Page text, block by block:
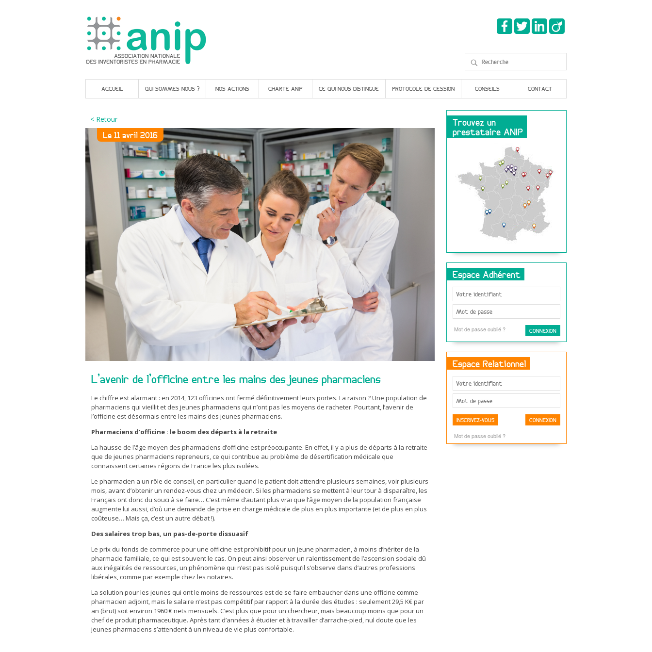
ACCUEIL QUI SOMMES NOUS ? NOS ACTIONS CHARTE ANIP CE QUI NOUS DISTINGUE PROTOCOLE DE CESSION CONSEILS CONTACT
< Retour
Le 11 avril 2016
L’avenir de l’officine entre les mains des jeunes pharmaciens
Le chiffre est alarmant : en 2014, 123 officines ont fermé définitivement leurs portes. La raison ? Une population de
pharmaciens qui vieillit et des jeunes pharmaciens qui n’ont pas les moyens de racheter. Pourtant, l’avenir de
l’officine est désormais entre les mains des jeunes pharmaciens.
Pharmaciens d’officine : le boom des départs à la retraite
La hausse de l’âge moyen des pharmaciens d’officine est préoccupante. En effet, il y a plus de départs à la retraite
que de jeunes pharmaciens repreneurs, ce qui contribue au problème de désertification médicale que
connaissent certaines régions de France les plus isolées.
Le pharmacien a un rôle de conseil, en particulier quand le patient doit attendre plusieurs semaines, voir plusieurs
mois, avant d’obtenir un rendez-vous chez un médecin. Si les pharmaciens se mettent à leur tour à disparaître, les
Français ont donc du souci à se faire… C’est même d’autant plus vrai que l’âge moyen de la population française
augmente lui aussi, d’où une demande de prise en charge médicale de plus en plus importante (et de plus en plus
coûteuse… Mais ça, c’est un autre débat !).
Des salaires trop bas, un pas-de-porte dissuasif
Le prix du fonds de commerce pour une officine est prohibitif pour un jeune pharmacien, à moins d’hériter de la
pharmacie familiale, ce qui est souvent le cas. On peut ainsi observer un ralentissement de l’ascension sociale dû
aux inégalités de ressources, un phénomène qui n’est pas isolé puisqu’il s’observe dans d’autres professions
libérales, comme par exemple chez les notaires.
La solution pour les jeunes qui ont le moins de ressources est de se faire embaucher dans une officine comme
pharmacien adjoint, mais le salaire n’est pas compétitif par rapport à la durée des études : seulement 29,5 K€ par
an (brut) soit environ 1960 € nets mensuels. C’est plus que pour un chercheur, mais beaucoup moins que pour un
chef de produit pharmaceutique. Après tant d’années à étudier et à travailler d’arrache-pied, nul doute que les
jeunes pharmaciens s’attendent à un niveau de vie plus confortable.
Trouvez un
prestataire ANIP
Espace Adhérent
Mot de passe oublié ?
Espace Relationnel
INSCRIVEZ-VOUS
Mot de passe oublié ?